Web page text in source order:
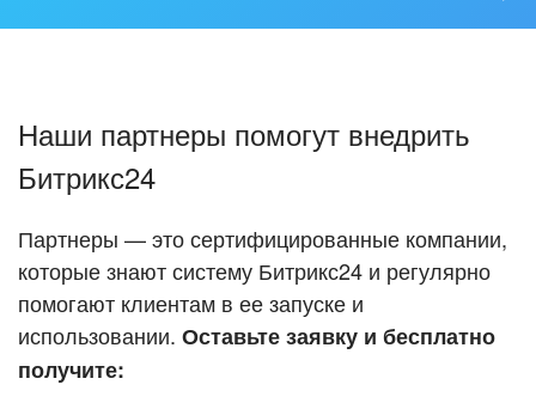
ПОЛУЧИТЬ БЕСПЛАТНО
ВХОД
ВХОД
Стать партнёром
Кейсы партнеров
Смотреть видеокейсы
Наши партнеры помогут внедрить
Битрикс24
Партнеры — это сертифицированные компании,
которые знают систему Битрикс24 и регулярно
помогают клиентам в ее запуске и
использовании. Оставьте заявку и бесплатно
получите: